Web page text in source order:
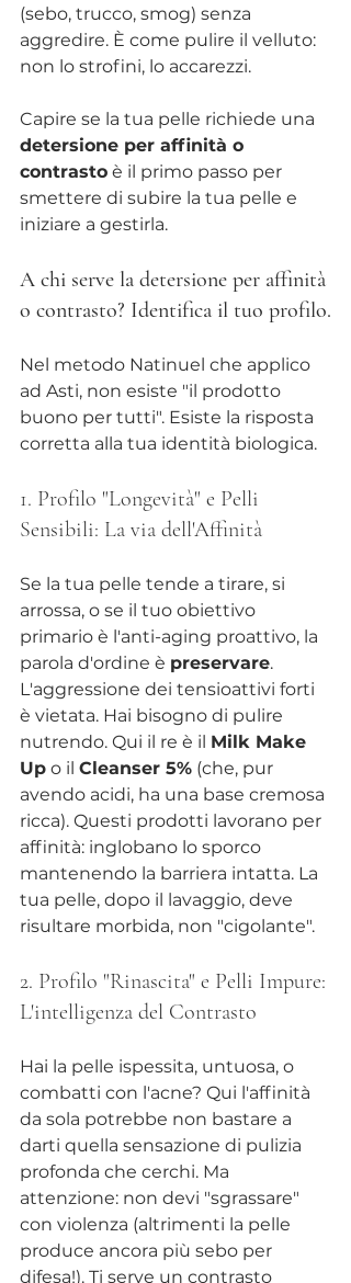
(sebo, trucco, smog) senza
aggredire. È come pulire il velluto:
non lo strofini, lo accarezzi.
Capire se la tua pelle richiede una
detersione per affinità o
contrasto è il primo passo per
smettere di subire la tua pelle e
iniziare a gestirla.
A chi serve la detersione per affinità
o contrasto? Identifica il tuo profilo.
Nel metodo Natinuel che applico
ad Asti, non esiste "il prodotto
buono per tutti". Esiste la risposta
corretta alla tua identità biologica.
1. Profilo "Longevità" e Pelli
Sensibili: La via dell'Affinità
Se la tua pelle tende a tirare, si
arrossa, o se il tuo obiettivo
primario è l'anti-aging proattivo, la
parola d'ordine è preservare.
L'aggressione dei tensioattivi forti
è vietata. Hai bisogno di pulire
nutrendo. Qui il re è il Milk Make
Up o il Cleanser 5% (che, pur
avendo acidi, ha una base cremosa
ricca). Questi prodotti lavorano per
affinità: inglobano lo sporco
mantenendo la barriera intatta. La
tua pelle, dopo il lavaggio, deve
risultare morbida, non "cigolante".
2. Profilo "Rinascita" e Pelli Impure:
L'intelligenza del Contrasto
Hai la pelle ispessita, untuosa, o
combatti con l'acne? Qui l'affinità
da sola potrebbe non bastare a
darti quella sensazione di pulizia
profonda che cerchi. Ma
attenzione: non devi "sgrassare"
con violenza (altrimenti la pelle
produce ancora più sebo per
difesa!). Ti serve un contrasto